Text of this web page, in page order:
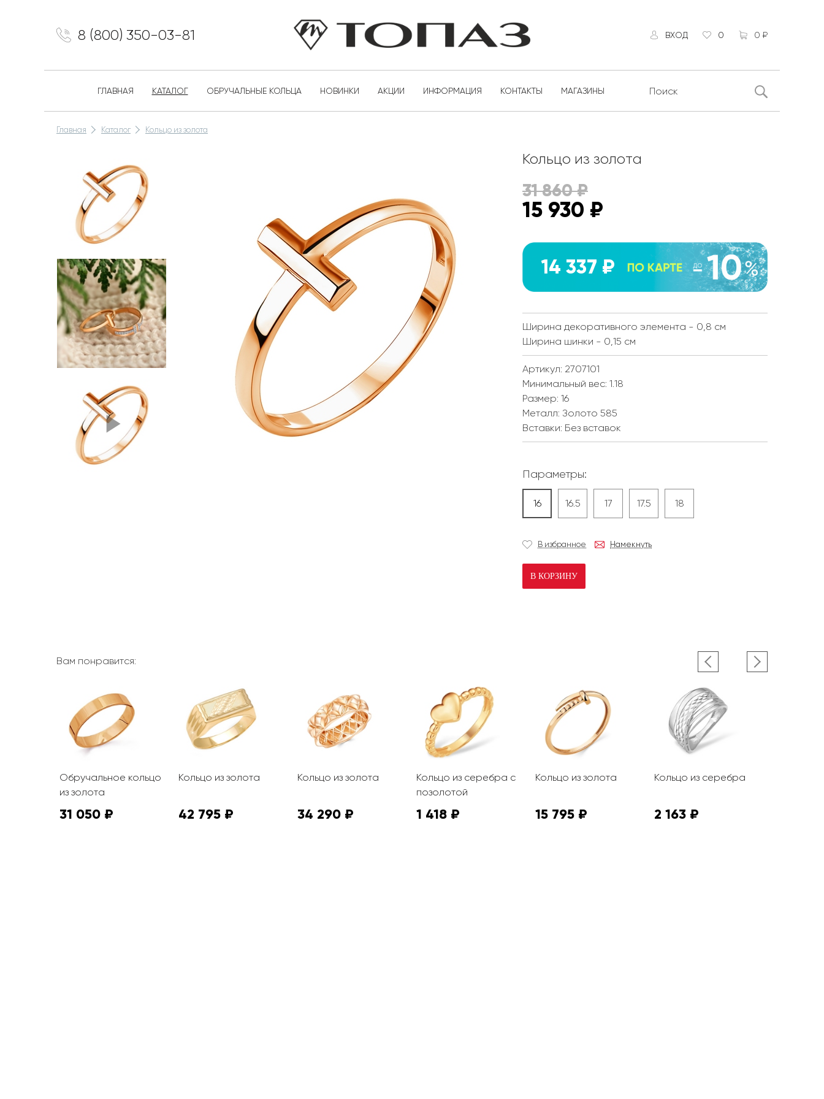
8 (800) 350-03-81 ВХОД 0 0 ₽
ГЛАВНАЯ КАТАЛОГ ОБРУЧАЛЬНЫЕ КОЛЬЦА НОВИНКИ АКЦИИ ИНФОРМАЦИЯ КОНТАКТЫ МАГАЗИНЫ
Главная Каталог Кольцо из золота
Кольцо из золота
31 860₽
15 930 ₽
14 337 ₽
Ширина декоративного элемента - 0,8 см
Ширина шинки - 0,15 см
Артикул: 2707101
Минимальный вес: 1.18
Размер: 16
Металл: Золото 585
Вставки: Без вставок
Параметры:
16 16.5 17 17.5 18
В избранное Намекнуть
В КОРЗИНУ
Вам понравится:
Обручальное кольцо
из золота
31 050 ₽
Кольцо из золота
42 795 ₽
Кольцо из золота
34 290 ₽
Кольцо из серебра с
позолотой
1 418 ₽
Кольцо из золота
15 795 ₽
Кольцо из серебра
2 163 ₽